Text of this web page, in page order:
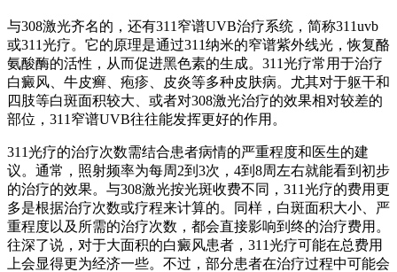
与308激光齐名的，还有311窄谱UVB治疗系统，简称311uvb
或311光疗。它的原理是通过311纳米的窄谱紫外线光，恢复酪
氨酸酶的活性，从而促进黑色素的生成。311光疗常用于治疗
白癜风、牛皮癣、疱疹、皮炎等多种皮肤病。尤其对于躯干和
四肢等白斑面积较大、或者对308激光治疗的效果相对较差的
部位，311窄谱UVB往往能发挥更好的作用。
311光疗的治疗次数需结合患者病情的严重程度和医生的建
议。通常，照射频率为每周2到3次，4到8周左右就能看到初步
的治疗的效果。与308激光按光斑收费不同，311光疗的费用更
多是根据治疗次数或疗程来计算的。同样，白斑面积大小、严
重程度以及所需的治疗次数，都会直接影响到终的治疗费用。
往深了说，对于大面积的白癜风患者，311光疗可能在总费用
上会显得更为经济一些。不过，部分患者在治疗过程中可能会